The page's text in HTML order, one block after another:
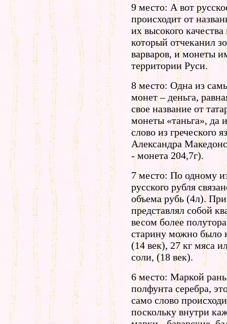
9 место: А вот
происходит от
их высокого
который отчеканил
варваров, и монеты
территории Руси.
8 место: Одна из
монет – деньга,
свое название от
монеты «таньга», да
слово из греческого
Александра
- монета 204,7г).
7 место: По одному
русского рубля
объема рубь (4л).
представлял собой
весом более
старину можно было
(14 век), 27 кг мяса
соли, (18 век).
6 место: Маркой
полфунта серебра,
само слово
поскольку внутри